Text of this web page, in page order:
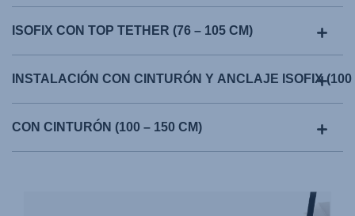
ISOFIX CON TOP TETHER (76 – 105 CM)
INSTALACIÓN CON CINTURÓN Y ANCLAJE ISOFIX (100
CON CINTURÓN (100 – 150 CM)